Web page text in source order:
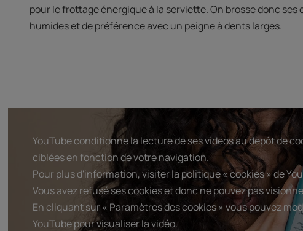
pour le frottage énergique à la serviette. On brosse donc
humides et de préférence avec un peigne à dents larges.
YouTube conditionne la lecture de ses vidéos au dépôt de
ciblées en fonction de votre navigation.
Pour plus d'information, visiter la politique « cookies » de
Vous avez refusé ses cookies et donc ne pouvez pas
En cliquant sur « Paramètres des cookies » vous pouvez
YouTube pour visualiser la vidéo.